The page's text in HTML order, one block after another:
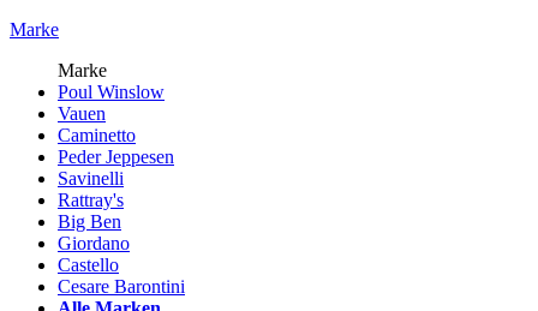
Marke
Marke
Poul Winslow
Vauen
Caminetto
Peder Jeppesen
Savinelli
Rattray's
Big Ben
Giordano
Castello
Cesare Barontini